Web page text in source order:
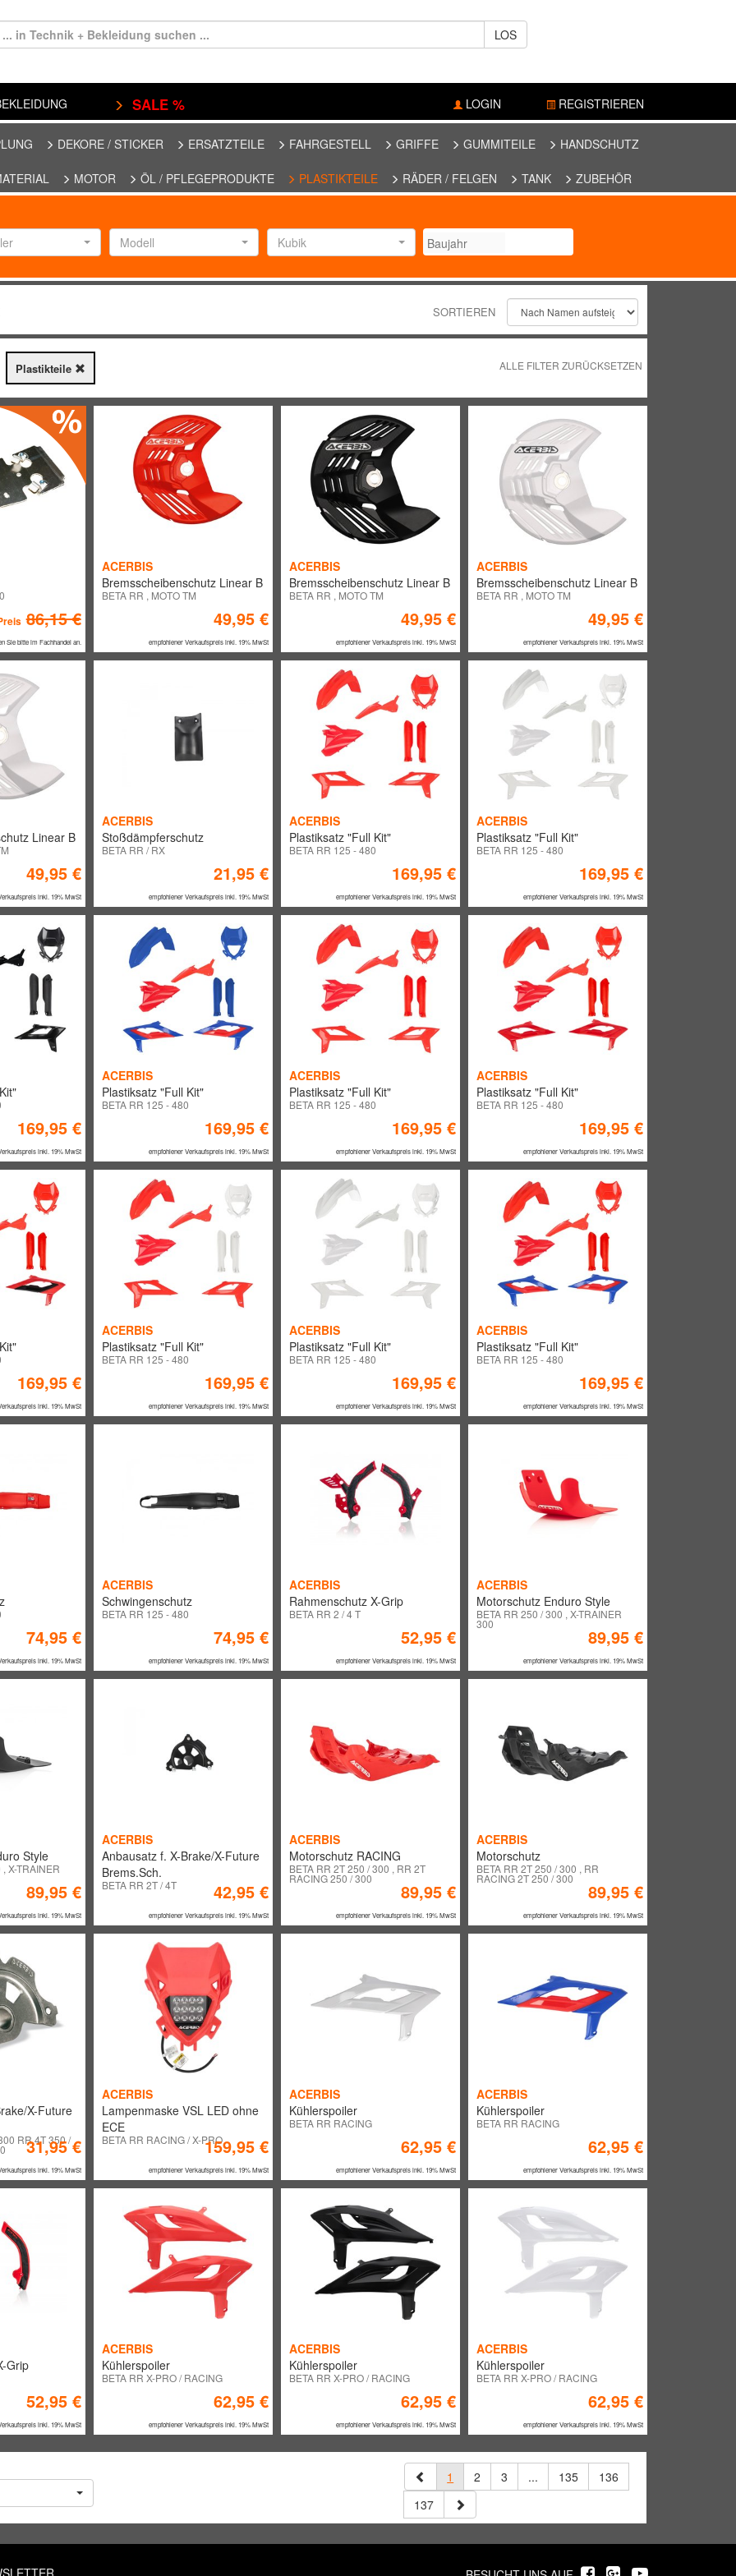
LOS
SALE % LOGIN REGISTRIEREN
DEKORE / STICKER ERSATZTEILE FAHRGESTELL GRIFFE GUMMITEILE HANDSCHUTZ
MOTOR ÖL / PFLEGEPRODUKTE PLASTIKTEILE RÄDER / FELGEN TANK ZUBEHÖR
Modell Kubik
SORTIEREN
Plastikteile ALLE FILTER ZURÜCKSETZEN
86,15 €
Sie bitte im Fachhandel an.
ACERBIS
Bremsscheibenschutz Linear B
BETA RR , MOTO TM
49,95 €
empfohlener Verkaufspreis inkl. 19% MwSt
ACERBIS
Bremsscheibenschutz Linear B
BETA RR , MOTO TM
49,95 €
empfohlener Verkaufspreis inkl. 19% MwSt
ACERBIS
Bremsscheibenschutz Linear B
BETA RR , MOTO TM
49,95 €
empfohlener Verkaufspreis inkl. 19% MwSt
Linear B
49,95 €
inkl. 19% MwSt
ACERBIS
Stoßdämpferschutz
BETA RR / RX
21,95 €
empfohlener Verkaufspreis inkl. 19% MwSt
ACERBIS
Plastiksatz "Full Kit"
BETA RR 125 - 480
169,95 €
empfohlener Verkaufspreis inkl. 19% MwSt
ACERBIS
Plastiksatz "Full Kit"
BETA RR 125 - 480
169,95 €
empfohlener Verkaufspreis inkl. 19% MwSt
169,95 €
inkl. 19% MwSt
ACERBIS
Plastiksatz "Full Kit"
BETA RR 125 - 480
169,95 €
empfohlener Verkaufspreis inkl. 19% MwSt
ACERBIS
Plastiksatz "Full Kit"
BETA RR 125 - 480
169,95 €
empfohlener Verkaufspreis inkl. 19% MwSt
ACERBIS
Plastiksatz "Full Kit"
BETA RR 125 - 480
169,95 €
empfohlener Verkaufspreis inkl. 19% MwSt
169,95 €
inkl. 19% MwSt
ACERBIS
Plastiksatz "Full Kit"
BETA RR 125 - 480
169,95 €
empfohlener Verkaufspreis inkl. 19% MwSt
ACERBIS
Plastiksatz "Full Kit"
BETA RR 125 - 480
169,95 €
empfohlener Verkaufspreis inkl. 19% MwSt
ACERBIS
Plastiksatz "Full Kit"
BETA RR 125 - 480
169,95 €
empfohlener Verkaufspreis inkl. 19% MwSt
74,95 €
inkl. 19% MwSt
ACERBIS
Schwingenschutz
BETA RR 125 - 480
74,95 €
empfohlener Verkaufspreis inkl. 19% MwSt
ACERBIS
Rahmenschutz X-Grip
BETA RR 2 / 4 T
52,95 €
empfohlener Verkaufspreis inkl. 19% MwSt
ACERBIS
Motorschutz Enduro Style
BETA RR 250 / 300 , X-TRAINER
300
89,95 €
empfohlener Verkaufspreis inkl. 19% MwSt
Style
X-TRAINER
89,95 €
inkl. 19% MwSt
ACERBIS
Anbausatz f. X-Brake/X-Future
Brems.Sch.
BETA RR 2T / 4T 42,95 €
empfohlener Verkaufspreis inkl. 19% MwSt
ACERBIS
Motorschutz RACING
BETA RR 2T 250 / 300 , RR 2T
RACING 250 / 300
89,95 €
empfohlener Verkaufspreis inkl. 19% MwSt
ACERBIS
Motorschutz
BETA RR 2T 250 / 300 , RR
RACING 2T 250 / 300
89,95 €
empfohlener Verkaufspreis inkl. 19% MwSt
X-Future
RR 4T 350 /
31,95 €
inkl. 19% MwSt
ACERBIS
Lampenmaske VSL LED ohne
ECE
BETA RR RACING / X-PRO159,95 €
empfohlener Verkaufspreis inkl. 19% MwSt
ACERBIS
Kühlerspoiler
BETA RR RACING
62,95 €
empfohlener Verkaufspreis inkl. 19% MwSt
ACERBIS
Kühlerspoiler
BETA RR RACING
62,95 €
empfohlener Verkaufspreis inkl. 19% MwSt
Grip
52,95 €
inkl. 19% MwSt
ACERBIS
Kühlerspoiler
BETA RR X-PRO / RACING
62,95 €
empfohlener Verkaufspreis inkl. 19% MwSt
ACERBIS
Kühlerspoiler
BETA RR X-PRO / RACING
62,95 €
empfohlener Verkaufspreis inkl. 19% MwSt
ACERBIS
Kühlerspoiler
BETA RR X-PRO / RACING
62,95 €
empfohlener Verkaufspreis inkl. 19% MwSt
1 2 3 ... 135
136
137